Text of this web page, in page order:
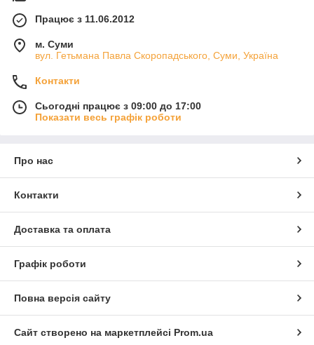
Працює з 11.06.2012
м. Суми
вул. Гетьмана Павла Скоропадського, Суми, Україна
Контакти
Сьогодні працює з 09:00 до 17:00
Показати весь графік роботи
Про нас
Контакти
Доставка та оплата
Графік роботи
Повна версія сайту
Сайт створено на маркетплейсі Prom.ua